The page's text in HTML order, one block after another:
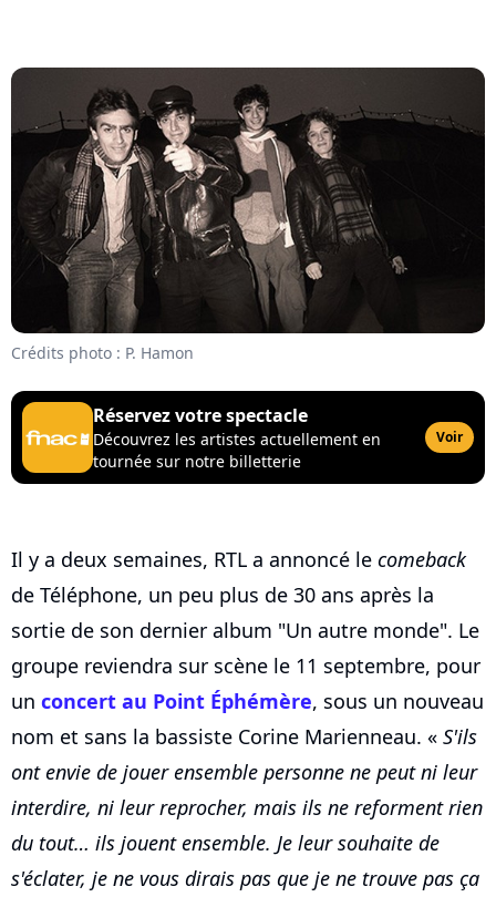
Crédits photo : P. Hamon
Réservez votre spectacle
Découvrez les artistes actuellement en
tournée sur notre billetterie
Voir
Il y a deux semaines, RTL a annoncé le comeback
de Téléphone, un peu plus de 30 ans après la
sortie de son dernier album "Un autre monde". Le
groupe reviendra sur scène le 11 septembre, pour
un concert au Point Éphémère, sous un nouveau
nom et sans la bassiste Corine Marienneau. « S'ils
ont envie de jouer ensemble personne ne peut ni leur
interdire, ni leur reprocher, mais ils ne reforment rien
du tout… ils jouent ensemble. Je leur souhaite de
s'éclater, je ne vous dirais pas que je ne trouve pas ça